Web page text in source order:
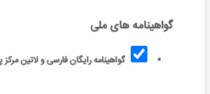
گواهینامه های ملی
گواهینامه رایگان فارسی و لاتین